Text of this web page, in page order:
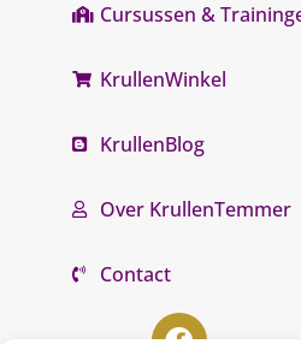
Cursussen &
KrullenWinkel
KrullenBlog
Over KrullenTemmer
Contact